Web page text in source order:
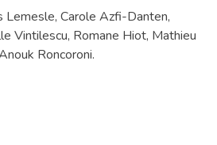
Lemesle, Carole Azfi-Danten,
Vintilescu, Romane Hiot, Mathieu
Roncoroni.